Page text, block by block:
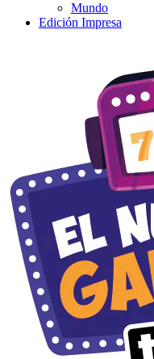
Mundo
Edición Impresa